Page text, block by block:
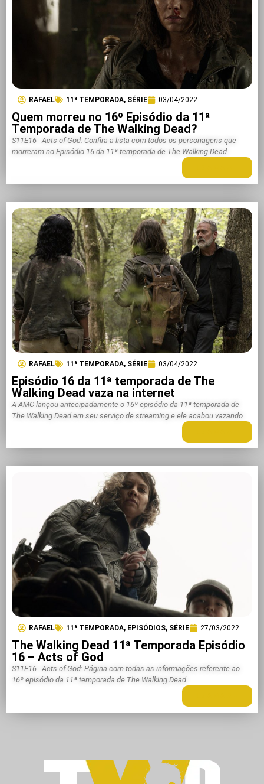
RAFAEL 11ª TEMPORADA, SÉRIE 03/04/2022
Quem morreu no 16º Episódio da 11ª
Temporada de The Walking Dead?
S11E16 - Acts of God: Confira a lista com todos os personagens que
morreram no Episódio 16 da 11ª temporada de The Walking Dead.
RAFAEL 11ª TEMPORADA, SÉRIE 03/04/2022
Episódio 16 da 11ª temporada de The
Walking Dead vaza na internet
A AMC lançou antecipadamente o 16º episódio da 11ª temporada de
The Walking Dead em seu serviço de streaming e ele acabou vazando.
RAFAEL 11ª TEMPORADA, EPISÓDIOS, SÉRIE 27/03/2022
The Walking Dead 11ª Temporada Episódio
16 – Acts of God
S11E16 - Acts of God: Página com todas as informações referente ao
16º episódio da 11ª temporada de The Walking Dead.